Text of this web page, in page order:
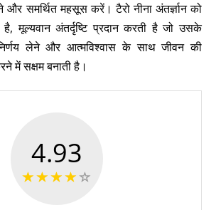
समर्थित महसूस करें। टैरो नीना अंतर्ज्ञान को
मूल्यवान अंतर्दृष्टि प्रदान करती है जो उसके
लेने और आत्मविश्वास के साथ जीवन की
में सक्षम बनाती है।
4.93